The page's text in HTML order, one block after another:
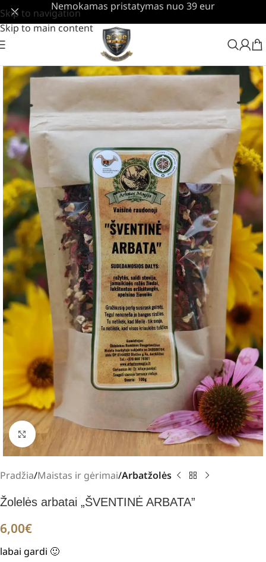
Skip to navigation
Skip to main content
Nemokamas pristatymas nuo 39 eur
Padidinti
Pradžia Maistas ir gėrimai Arbatžolės
Žolelės arbatai „ŠVENTINĖ ARBATA”
6,00€
labai gardi 🙂